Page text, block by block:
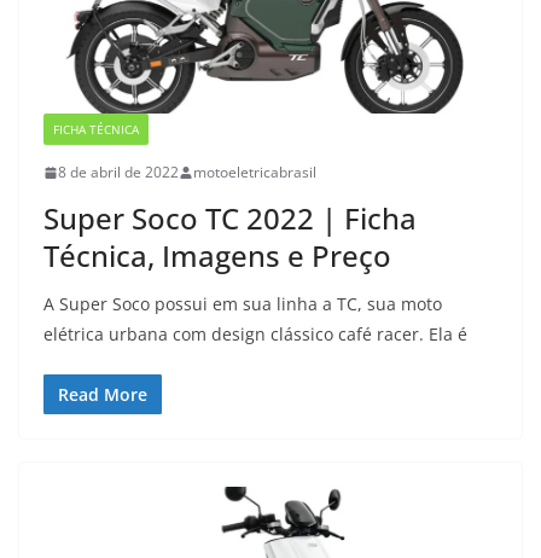
FICHA TÉCNICA
8 de abril de 2022 motoeletricabrasil
Super Soco TC 2022 | Ficha
Técnica, Imagens e Preço
A Super Soco possui em sua linha a TC, sua moto
elétrica urbana com design clássico café racer. Ela é
Read More